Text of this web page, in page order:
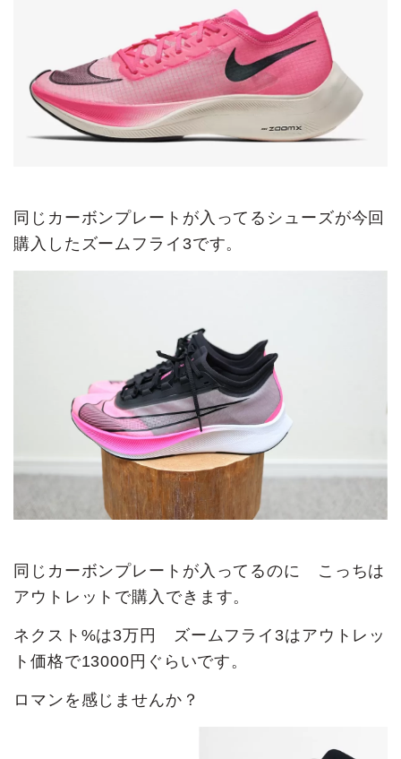
同じカーボンプレートが入ってるシューズが今回
購入したズームフライ3です。
同じカーボンプレートが入ってるのに こっちは
アウトレットで購入できます。
ネクスト%は3万円 ズームフライ3はアウトレッ
ト価格で13000円ぐらいです。
ロマンを感じませんか？